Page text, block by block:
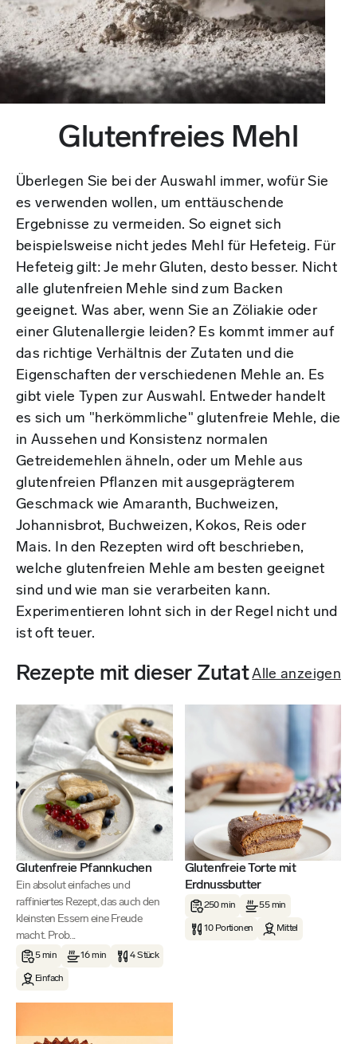
Glutenfreies Mehl
Überlegen Sie bei der Auswahl immer, wofür Sie
es verwenden wollen, um enttäuschende
Ergebnisse zu vermeiden. So eignet sich
beispielsweise nicht jedes Mehl für Hefeteig. Für
Hefeteig gilt: Je mehr Gluten, desto besser. Nicht
alle glutenfreien Mehle sind zum Backen
geeignet. Was aber, wenn Sie an Zöliakie oder
einer Glutenallergie leiden? Es kommt immer auf
das richtige Verhältnis der Zutaten und die
Eigenschaften der verschiedenen Mehle an. Es
gibt viele Typen zur Auswahl. Entweder handelt
es sich um "herkömmliche" glutenfreie Mehle, die
in Aussehen und Konsistenz normalen
Getreidemehlen ähneln, oder um Mehle aus
glutenfreien Pflanzen mit ausgeprägterem
Geschmack wie Amaranth, Buchweizen,
Johannisbrot, Buchweizen, Kokos, Reis oder
Mais. In den Rezepten wird oft beschrieben,
welche glutenfreien Mehle am besten geeignet
sind und wie man sie verarbeiten kann.
Experimentieren lohnt sich in der Regel nicht und
ist oft teuer.
Rezepte mit dieser ZutatAlle anzeigen
Glutenfreie Pfannkuchen
Ein absolut einfaches und
raffiniertes Rezept, das auch den
kleinsten Essern eine Freude
macht. Prob...
5 min 16 min 4 Stück
Einfach
Glutenfreie Torte mit
Erdnussbutter
250 min 55 min
10 Portionen Mittel